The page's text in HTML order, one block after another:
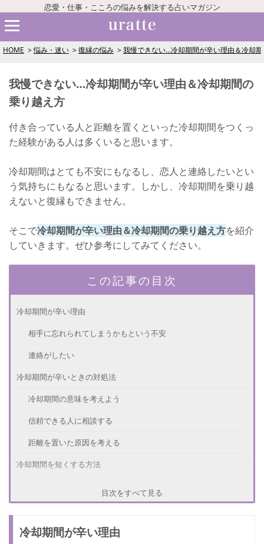
恋愛・仕事・こころの悩みを解決する占いマガジン
HOME 悩み・迷い 復縁の悩み 我慢できない…冷却期間が辛い理由＆冷却
我慢できない…冷却期間が辛い理由＆冷却期間の
乗り越え方
付き合っている人と距離を置くといった冷却期間をつくっ
た経験がある人は多くいると思います。
冷却期間はとても不安にもなるし、恋人と連絡したいとい
う気持ちにもなると思います。しかし、冷却期間を乗り越
えないと復縁もできません。
そこで冷却期間が辛い理由＆冷却期間の乗り越え方を紹介
していきます。ぜひ参考にしてみてください。
この記事の目次
冷却期間が辛い理由
相手に忘れられてしまうかもという不安
連絡がしたい
冷却期間が辛いときの対処法
冷却期間の意味を考えよう
信頼できる人に相談する
距離を置いた原因を考える
冷却期間を短くする方法
成功者に聞いた！辛い冷却期間の乗り越え方
目次をすべて見る
冷却期間が辛い理由